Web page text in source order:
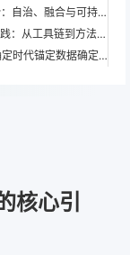
核心引
四、未来趋势：自治、融合与可持续演进
五、生态与实践：从工具链到方法论的完整闭环
结语：在不确定时代锚定数据确定性